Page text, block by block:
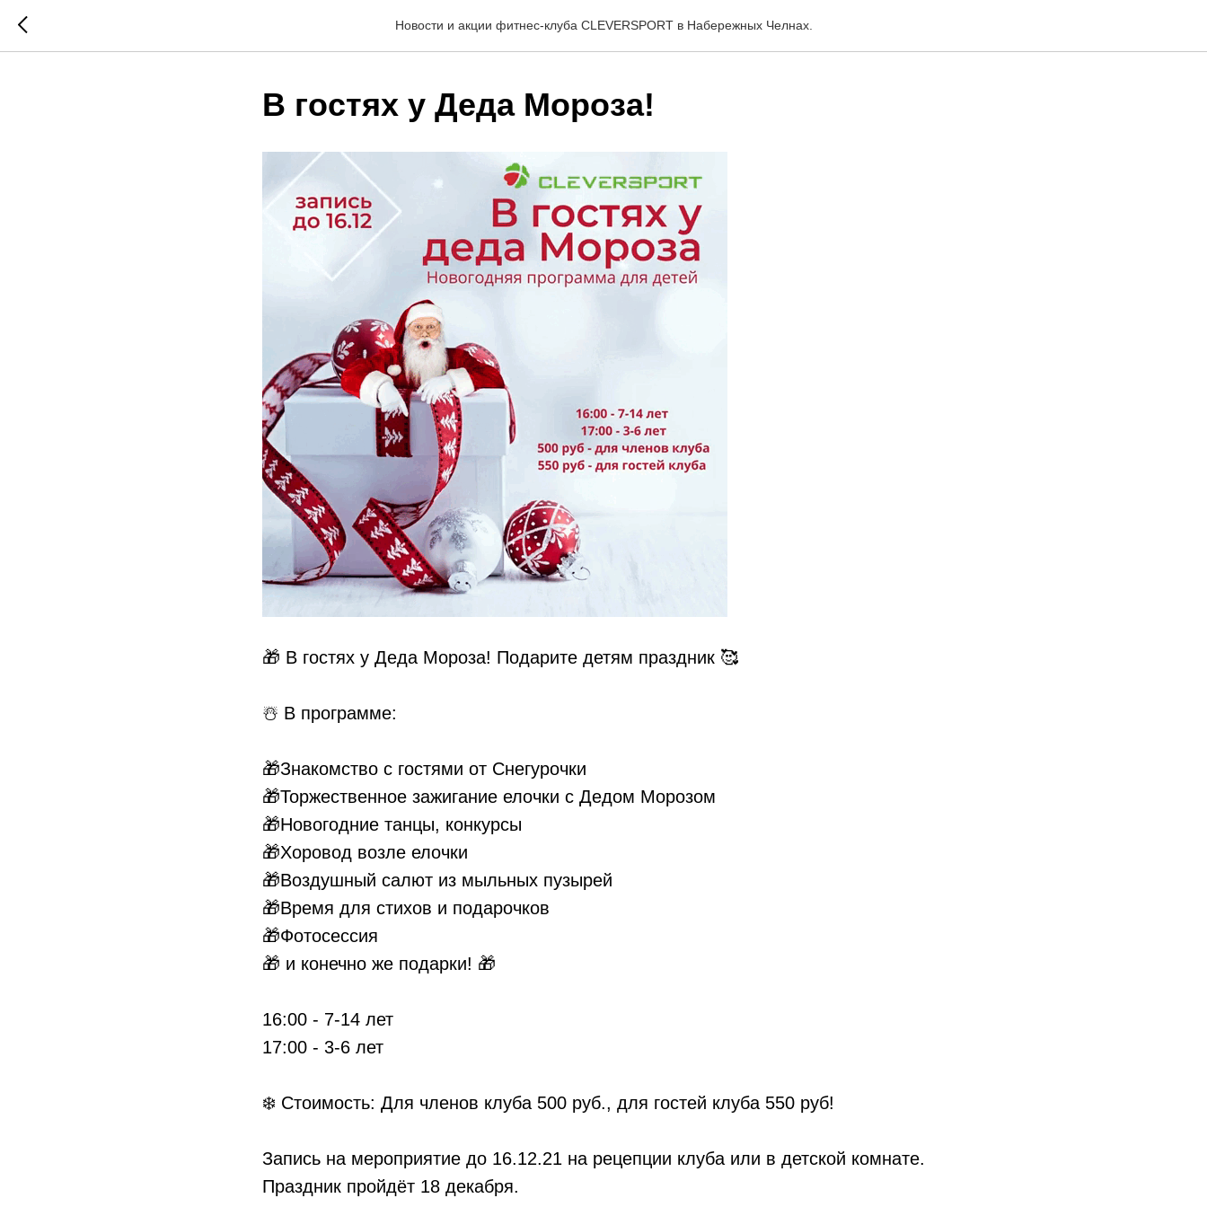
Новости и акции фитнес-клуба CLEVERSPORT в Набережных Челнах.
В гостях у Деда Мороза!
🎁 В гостях у Деда Мороза! Подарите детям праздник 🥰
☃️ В программе:
🎁Знакомство с гостями от Снегурочки
🎁Торжественное зажигание елочки с Дедом Морозом
🎁Новогодние танцы, конкурсы
🎁Хоровод возле елочки
🎁Воздушный салют из мыльных пузырей
🎁Время для стихов и подарочков
🎁Фотосессия
🎁 и конечно же подарки! 🎁
16:00 - 7-14 лет
17:00 - 3-6 лет
❄️ Стоимость: Для членов клуба 500 руб., для гостей клуба 550 руб!
Запись на мероприятие до 16.12.21 на рецепции клуба или в детской комнате.
Праздник пройдёт 18 декабря.